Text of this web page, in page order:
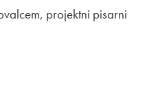
projektni pisarni